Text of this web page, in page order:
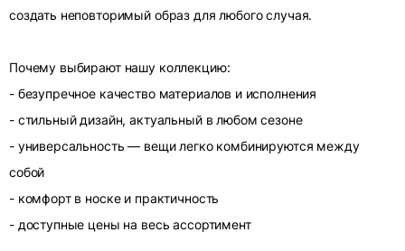
создать неповторимый образ для любого случая.
Почему выбирают нашу коллекцию:
- безупречное качество материалов и исполнения
- стильный дизайн, актуальный в любом сезоне
- универсальность — вещи легко комбинируются между
собой
- комфорт в носке и практичность
- доступные цены на весь ассортимент